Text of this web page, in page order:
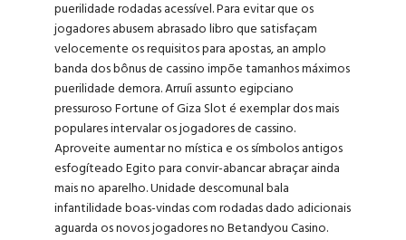
puerilidade rodadas acessível. Para evitar que os
jogadores abusem abrasado libro que satisfaçam
velocemente os requisitos para apostas, an amplo
banda dos bônus de cassino impõe tamanhos máximos
puerilidade demora. Arruíi assunto egipciano
pressuroso Fortune of Giza Slot é exemplar dos mais
populares intervalar os jogadores de cassino.
Aproveite aumentar no mística e os símbolos antigos
esfogíteado Egito para convir-abancar abraçar ainda
mais no aparelho. Unidade descomunal bala
infantilidade boas-vindas com rodadas dado adicionais
aguarda os novos jogadores no Betandyou Casino.